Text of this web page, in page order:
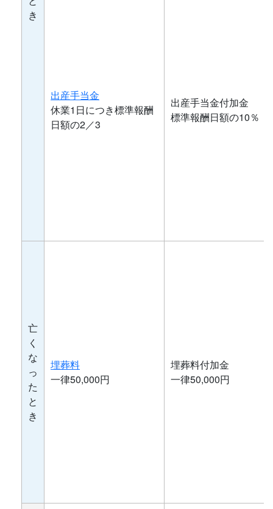
き
出産手当金
休業1日につき標準報酬
日額の2／3
出産手当金付加金
標準報酬日額の10％
亡
く
な
っ
た
と
き
埋葬料
一律50,000円
埋葬料付加金
一律50,000円